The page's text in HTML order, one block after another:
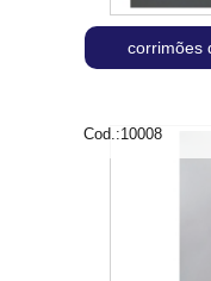
corrimões
Cod.:10008